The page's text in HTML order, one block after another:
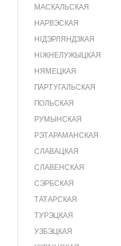
МАСКАЛЬСКАЯ
НАРВЭСКАЯ
НІДЭРЛЯНДЗКАЯ
НІЖНЕЛУЖЫЦКАЯ
НЯМЕЦКАЯ
ПАРТУГАЛЬСКАЯ
ПОЛЬСКАЯ
РУМЫНСКАЯ
РЭТАРАМАНСКАЯ
СЛАВАЦКАЯ
СЛАВЕНСКАЯ
СЭРБСКАЯ
ТАТАРСКАЯ
ТУРЭЦКАЯ
УЗБЭЦКАЯ